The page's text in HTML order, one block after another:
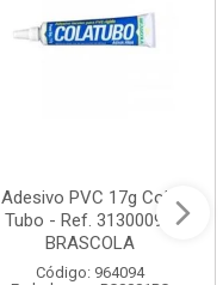
Adesivo PVC 17g Cola
Tubo - Ref. 3130009 -
BRASCOLA
Código: 964094